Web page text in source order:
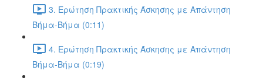
3. Ερώτηση Πρακτικής Άσκησης με Απάντηση
Βήμα-Βήμα (0:11)
4. Ερώτηση Πρακτικής Άσκησης με Απάντηση
Βήμα-Βήμα (0:19)